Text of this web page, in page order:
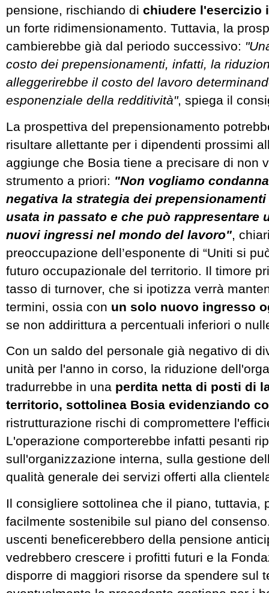
pensione, rischiando di chiudere l'esercizio
un forte ridimensionamento. Tuttavia, la
cambierebbe già dal periodo successivo:
costo dei prepensionamenti, infatti, la
alleggerirebbe il costo del lavoro
esponenziale della redditività", spiega il
La prospettiva del prepensionamento
risultare allettante per i dipendenti prossimi
aggiunge che Bosia tiene a precisare di non
strumento a priori: "Non vogliamo
negativa la strategia dei
usata in passato e che può rappresentare
nuovi ingressi nel mondo del lavoro",
preoccupazione dell’esponente di “Uniti si
futuro occupazionale del territorio. Il timore
tasso di turnover, che si ipotizza verrà
termini, ossia con un solo nuovo ingresso
se non addirittura a percentuali inferiori o
Con un saldo del personale già negativo di
unità per l'anno in corso, la riduzione
tradurrebbe in una perdita netta di posti di
territorio, sottolinea Bosia evidenziando
ristrutturazione rischi di compromettere
L'operazione comporterebbe infatti pesanti
sull'organizzazione interna, sulla gestione
qualità generale dei servizi offerti alla
Il consigliere sottolinea che il piano, tuttavia,
facilmente sostenibile sul piano del
uscenti beneficerebbero della pensione
vedrebbero crescere i profitti futuri e la
disporre di maggiori risorse da spendere sul